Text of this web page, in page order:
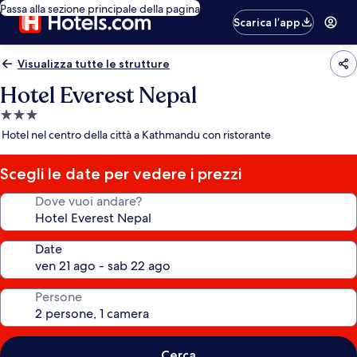
Passa alla sezione principale della pagina
Scarica l’app
Visualizza tutte le strutture
Hotel Everest Nepal
Struttura
a
stelle
Hotel nel centro della città a Kathmandu con ristorante
Scegli le date per vedere i prezzi
Dove vuoi andare?
Date
Persone